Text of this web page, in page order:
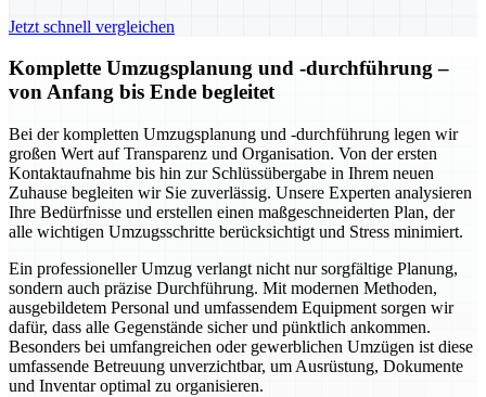
Jetzt schnell vergleichen
Komplette Umzugsplanung und -durchführung –
von Anfang bis Ende begleitet
Bei der kompletten Umzugsplanung und -durchführung legen wir
großen Wert auf Transparenz und Organisation. Von der ersten
Kontaktaufnahme bis hin zur Schlüssübergabe in Ihrem neuen
Zuhause begleiten wir Sie zuverlässig. Unsere Experten analysieren
Ihre Bedürfnisse und erstellen einen maßgeschneiderten Plan, der
alle wichtigen Umzugsschritte berücksichtigt und Stress minimiert.
Ein professioneller Umzug verlangt nicht nur sorgfältige Planung,
sondern auch präzise Durchführung. Mit modernen Methoden,
ausgebildetem Personal und umfassendem Equipment sorgen wir
dafür, dass alle Gegenstände sicher und pünktlich ankommen.
Besonders bei umfangreichen oder gewerblichen Umzügen ist diese
umfassende Betreuung unverzichtbar, um Ausrüstung, Dokumente
und Inventar optimal zu organisieren.